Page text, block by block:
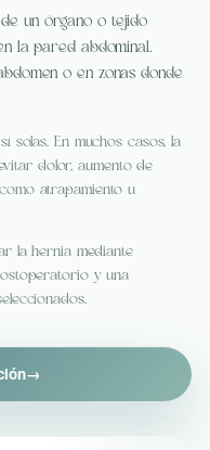
un órgano o tejido
la pared abdominal.
o en zonas donde
solas. En muchos casos, la
dolor, aumento de
atrapamiento u
la hernia mediante
y una
→